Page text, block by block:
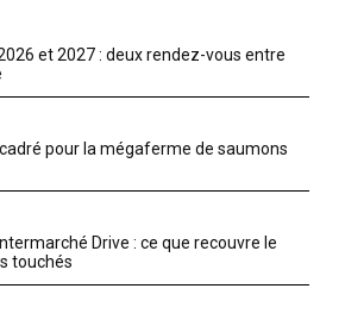
et 2027 : deux rendez-vous entre
pour la mégaferme de saumons
Drive : ce que recouvre le
touchés